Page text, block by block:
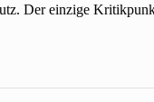
Der einzige